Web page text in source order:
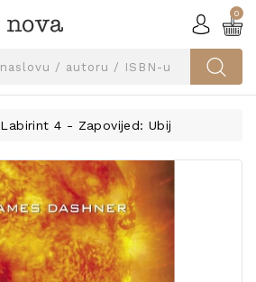
0
Labirint 4 - Zapovijed: Ubij